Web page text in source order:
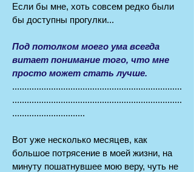
Если бы мне, хоть совсем редко были
бы доступны прогулки...
Под потолком моего ума всегда
витает понимание того, что мне
просто может стать лучше.
......................................................................
......................................................................
..............................
Вот уже несколько месяцев, как
большое потрясение в моей жизни, на
минуту пошатнувшее мою веру, чуть не